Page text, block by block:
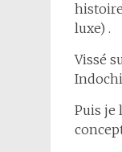
luxe) .
Vissé
Puis je